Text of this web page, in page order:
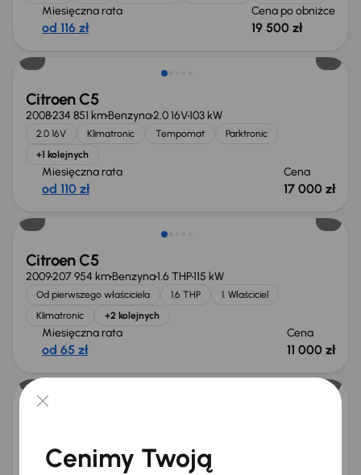
Miesięczna rata
od 116 zł
Cena po obniżce
19 500 zł
Citroen C5
2008234 851 kmBenzyna2.0 16V103 kW
2.0 16V Klimatronic Tempomat
Parktronic
+1 kolejnych
Miesięczna rata
od 110 zł
Cena
17 000 zł
Citroen C5
2009207 954 kmBenzyna1.6 THP115 kW
Od pierwszego właściciela 1.6 THP
1. Właściciel
Klimatronic
+2 kolejnych
Miesięczna rata
od 65 zł
Cena
11 000 zł
3.0 HDi 241 KM Automat Navi
Cenimy Twoją